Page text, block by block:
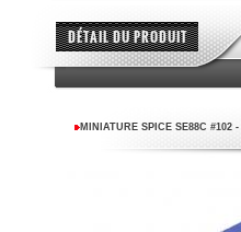
DÉTAIL DU PRODUIT
MINIATURE SPICE SE88C #102